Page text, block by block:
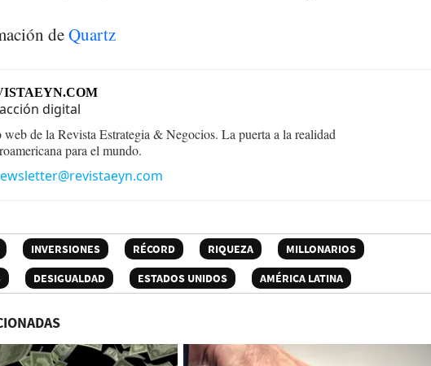
deQuartz
digital
web de la Revista Estrategia & Negocios. La puerta a la realidad
para el mundo.
INVERSIONES RÉCORD RIQUEZA
MILLONARIOS
DESIGUALDAD ESTADOS UNIDOS AMÉRICA LATINA